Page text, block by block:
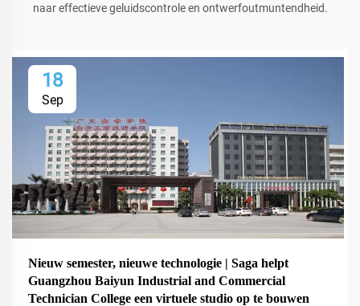
naar effectieve geluidscontrole en ontwerfoutmuntendheid.
18
Sep
Nieuw semester, nieuwe technologie | Saga helpt
Guangzhou Baiyun Industrial and Commercial
Technician College een virtuele studio op te bouwen